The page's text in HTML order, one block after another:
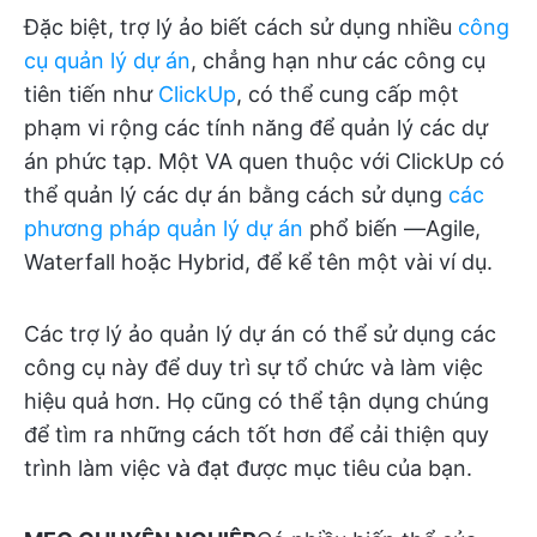
Đặc biệt, trợ lý ảo biết cách sử dụng nhiều công
cụ quản lý dự án, chẳng hạn như các công cụ
tiên tiến như ClickUp, có thể cung cấp một
phạm vi rộng các tính năng để quản lý các dự
án phức tạp. Một VA quen thuộc với ClickUp có
thể quản lý các dự án bằng cách sử dụng các
phương pháp quản lý dự án phổ biến —Agile,
Waterfall hoặc Hybrid, để kể tên một vài ví dụ.
Các trợ lý ảo quản lý dự án có thể sử dụng các
công cụ này để duy trì sự tổ chức và làm việc
hiệu quả hơn. Họ cũng có thể tận dụng chúng
để tìm ra những cách tốt hơn để cải thiện quy
trình làm việc và đạt được mục tiêu của bạn.